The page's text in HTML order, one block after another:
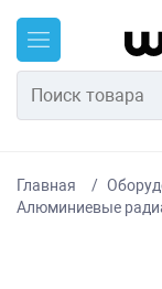
Главная
Алюминиевые